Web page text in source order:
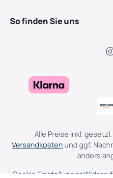
So finden Sie uns
Alle Preise inkl.
Versandkosten und ggf.
anders
Cookie EinstellungenWiderruf